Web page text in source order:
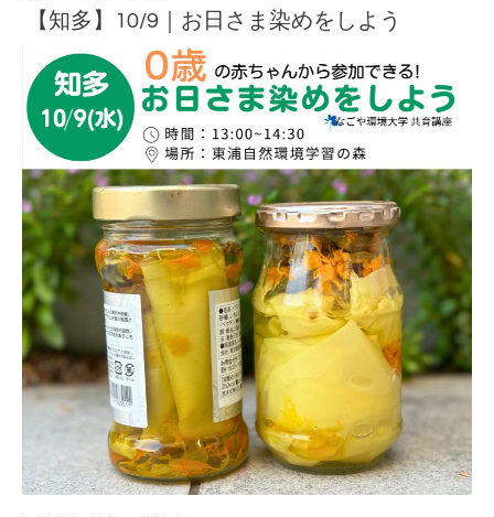
【知多】10/9｜お日さま染めをしよう